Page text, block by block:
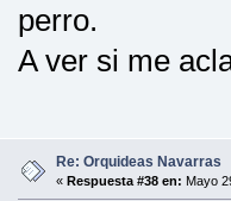
perro.
A ver si me
Re: Orquideas Navarras
« Respuesta #38 en: Mayo